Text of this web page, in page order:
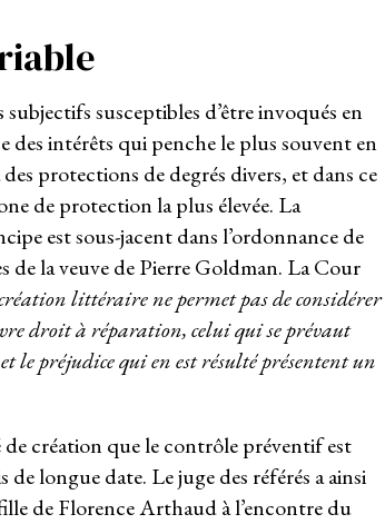
susceptibles d’être invoqués en
des intérêts qui penche le plus souvent en
protections de degrés divers, et dans ce
de protection la plus élevée. La
est sous-jacent dans l’ordonnance de
de la veuve de Pierre Goldman. La Cour
littéraire ne permet pas de considérer
droit à réparation, celui qui se prévaut
le préjudice qui en est résulté présentent un
de création que le contrôle préventif est
longue date. Le juge des référés a ainsi
de Florence Arthaud à l’encontre du